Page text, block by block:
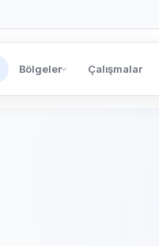
Bölgeler Çalışmalar